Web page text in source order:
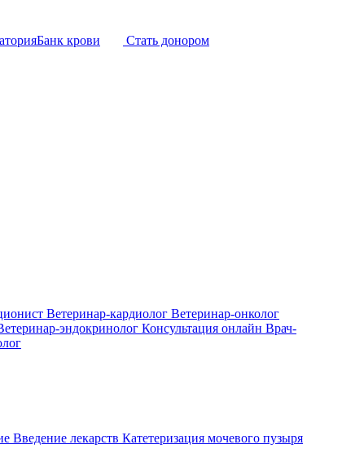
Банк крови
Стать донором
Ветеринар-кардиолог Ветеринар-онколог
эндокринолог Консультация онлайн Врач-
Введение лекарств Катетеризация мочевого пузыря